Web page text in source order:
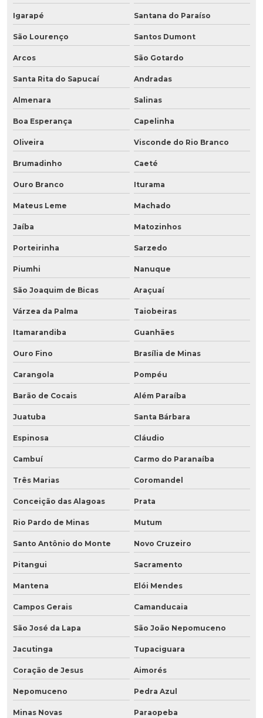
Igarapé Santana do Paraíso
São Lourenço Santos Dumont
Arcos São Gotardo
Santa Rita do Sapucaí Andradas
Almenara Salinas
Boa Esperança Capelinha
Oliveira Visconde do Rio Branco
Brumadinho Caeté
Ouro Branco Iturama
Mateus Leme Machado
Jaíba Matozinhos
Porteirinha Sarzedo
Piumhi Nanuque
São Joaquim de Bicas Araçuaí
Várzea da Palma Taiobeiras
Itamarandiba Guanhães
Ouro Fino Brasília de Minas
Carangola Pompéu
Barão de Cocais Além Paraíba
Juatuba Santa Bárbara
Espinosa Cláudio
Cambuí Carmo do Paranaíba
Três Marias Coromandel
Conceição das Alagoas Prata
Rio Pardo de Minas Mutum
Santo Antônio do Monte Novo Cruzeiro
Pitangui Sacramento
Mantena Elói Mendes
Campos Gerais Camanducaia
São José da Lapa São João Nepomuceno
Jacutinga Tupaciguara
Coração de Jesus Aimorés
Nepomuceno Pedra Azul
Minas Novas Paraopeba